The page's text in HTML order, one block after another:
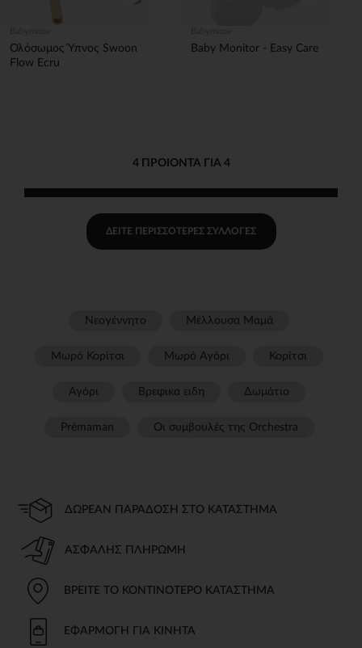
Ολόσωμος Ύπνος Swoon
Flow Ecru
Baby Monitor - Easy Care
4 ΠΡΟΙΌΝΤΑ ΓΙΑ 4
ΔΕΊΤΕ ΠΕΡΙΣΣΌΤΕΡΕΣ ΣΥΛΛΟΓΈΣ
Νεογέννητο Μέλλουσα Μαμά
Μωρό Κορίτσι Μωρό Αγόρι Κορίτσι
Αγόρι Βρεφικα ειδη Δωμάτιο
Prémaman Οι συμβουλές της Orchestra​
ΔΩΡΕΆΝ ΠΑΡΆΔΟΣΗ ΣΤΟ ΚΑΤΆΣΤΗΜΑ
ΑΣΦΑΛΉΣ ΠΛΗΡΩΜΉ
ΒΡΕΊΤΕ ΤΟ ΚΟΝΤΙΝΌΤΕΡΟ ΚΑΤΆΣΤΗΜΑ
ΕΦΑΡΜΟΓΉ ΓΙΑ ΚΙΝΗΤΆ